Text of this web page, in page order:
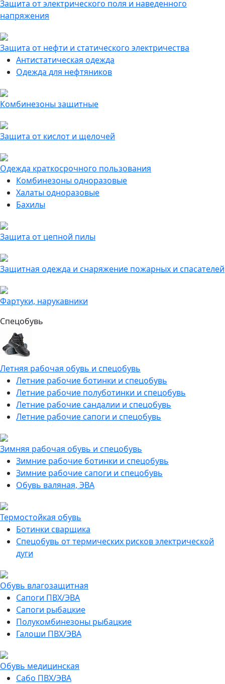
Защита от электрического поля и наведенного
напряжения
Защита от нефти и статического электричества
Антистатическая одежда
Одежда для нефтяников
Комбинезоны защитные
Защита от кислот и щелочей
Одежда краткосрочного пользования
Комбинезоны одноразовые
Халаты одноразовые
Бахилы
Защита от цепной пилы
Защитная одежда и снаряжение пожарных и спасателей
Фартуки, нарукавники
Спецобувь
Летняя рабочая обувь и спецобувь
Летние рабочие ботинки и спецобувь
Летние рабочие полуботинки и спецобувь
Летние рабочие сандалии и спецобувь
Летние рабочие сапоги и спецобувь
Зимняя рабочая обувь и спецобувь
Зимние рабочие ботинки и спецобувь
Зимние рабочие сапоги и спецобувь
Обувь валяная, ЭВА
Термостойкая обувь
Ботинки сварщика
Спецобувь от термических рисков электрической
дуги
Обувь влагозащитная
Сапоги ПВХ/ЭВА
Сапоги рыбацкие
Полукомбинезоны рыбацкие
Галоши ПВХ/ЭВА
Обувь медицинская
Сабо ПВХ/ЭВА